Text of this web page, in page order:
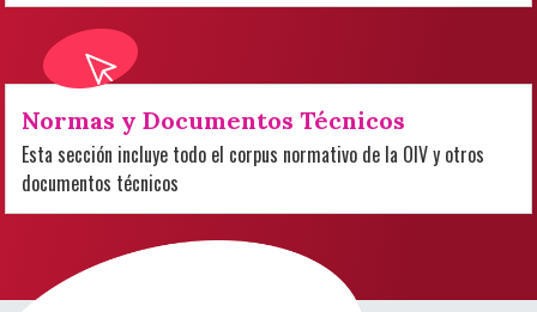
Normas y Documentos Técnicos
Esta sección incluye todo el corpus normativo de la OIV y otros
documentos técnicos